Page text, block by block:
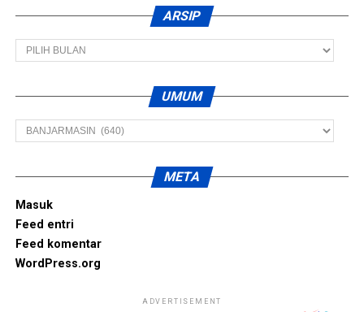
ARSIP
Arsip
UMUM
Umum
META
Masuk
Feed entri
Feed komentar
WordPress.org
ADVERTISEMENT